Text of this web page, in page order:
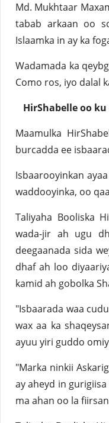
Md. Mukhtaar
tabab arkaan oo
Islaamka in ay ka
Wadamada ka
Como ros, iyo dalal
HirShabelle oo
Maamulka
burcadda ee
Isbaarooyinkan
waddooyinka, oo
Taliyaha Booliska
wada-jir ah ugu
deegaanada sida
dhaf ah loo
kamid ah gobolka
"Isbaarada waa
wax aa ka
ayuu yiri guddo
"Marka ninkii
ay aheyd in
ma ahan oo la